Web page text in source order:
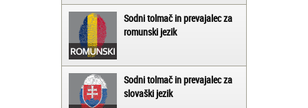
Sodni tolmač in prevajalec za
romunski jezik
Sodni tolmač in prevajalec za
slovaški jezik